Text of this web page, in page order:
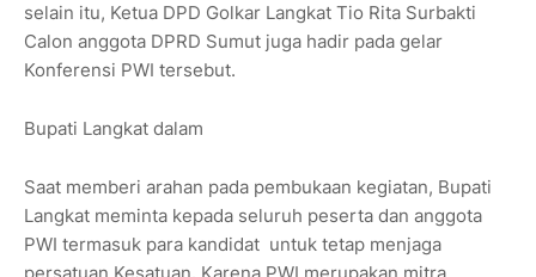
selain itu, Ketua DPD Golkar Langkat Tio Rita Surbakti
Calon anggota DPRD Sumut juga hadir pada gelar
Konferensi PWI tersebut.
Bupati Langkat dalam
Saat memberi arahan pada pembukaan kegiatan, Bupati
Langkat meminta kepada seluruh peserta dan anggota
PWI termasuk para kandidat untuk tetap menjaga